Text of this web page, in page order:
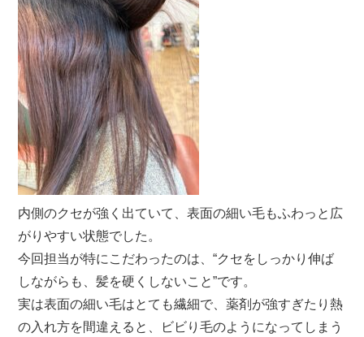
内側のクセが強く出ていて、表面の細い毛もふわっと広
がりやすい状態でした。
今回担当が特にこだわったのは、“クセをしっかり伸ば
しながらも、髪を硬くしないこと”です。
実は表面の細い毛はとても繊細で、薬剤が強すぎたり熱
の入れ方を間違えると、ビビり毛のようになってしまう